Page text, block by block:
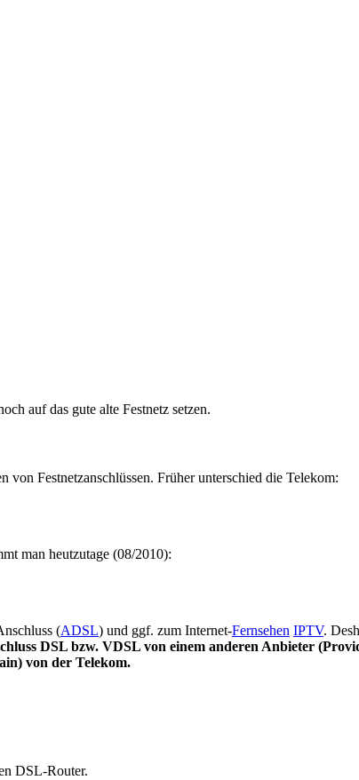
auf das gute alte Festnetz setzen.
von Festnetzanschlüssen. Früher unterschied die Telekom:
man heutzutage (08/2010):
(ADSL) und ggf. zum Internet-Fernsehen IPTV.
DSL bzw. VDSL von einem anderen Anbieter
von der Telekom.
DSL-Router.